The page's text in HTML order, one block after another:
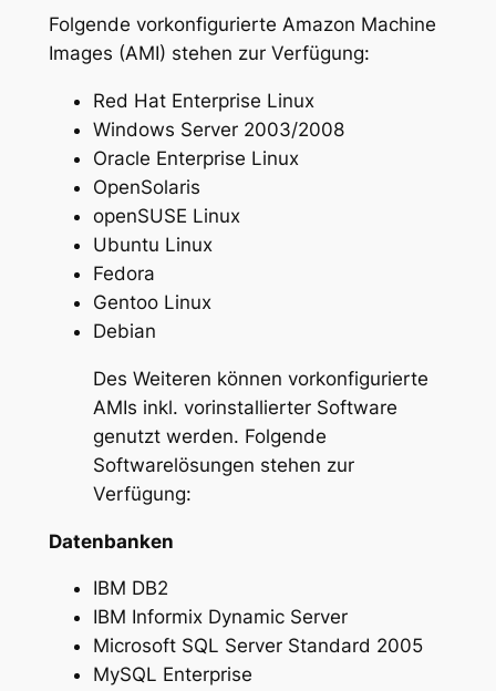
Folgende vorkonfigurierte Amazon Machine
Images (AMI) stehen zur Verfügung:
Red Hat Enterprise Linux
Windows Server 2003/2008
Oracle Enterprise Linux
OpenSolaris
openSUSE Linux
Ubuntu Linux
Fedora
Gentoo Linux
Debian
Des Weiteren können vorkonfigurierte
AMIs inkl. vorinstallierter Software
genutzt werden. Folgende
Softwarelösungen stehen zur
Verfügung:
Datenbanken
IBM DB2
IBM Informix Dynamic Server
Microsoft SQL Server Standard 2005
MySQL Enterprise